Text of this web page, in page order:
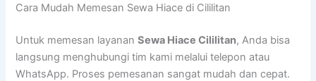
Cara Mudah Memesan Sewa Hiace di Cililitan
Untuk memesan layananSewa Hiace Cililitan, Anda bisa
langsung menghubungi tim kami melalui telepon atau
WhatsApp. Proses pemesanan sangat mudah dan cepat.